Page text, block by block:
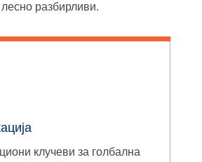
разбирливи.
клучеви за голбална